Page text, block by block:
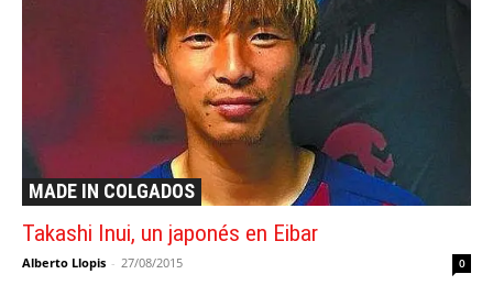
MADE IN COLGADOS
Takashi Inui, un japonés en Eibar
Alberto Llopis - 27/08/2015 0